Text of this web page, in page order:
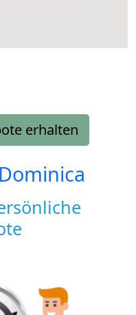
erhalten
Dominica